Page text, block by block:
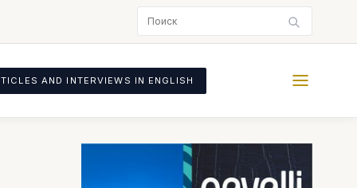
AND INTERVIEWS IN ENGLISH